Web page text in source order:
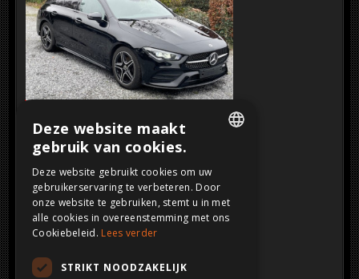
SOLD
Klik op de afbeelding voor een grotere
FRENCH
ENGLISH
Deze website maakt
gebruik van cookies.
Deze website gebruikt cookies om uw
gebruikerservaring te verbeteren. Door
onze website te gebruiken, stemt u in met
alle cookies in overeenstemming met ons
Cookiebeleid. Lees verder
STRIKT NOODZAKELIJK